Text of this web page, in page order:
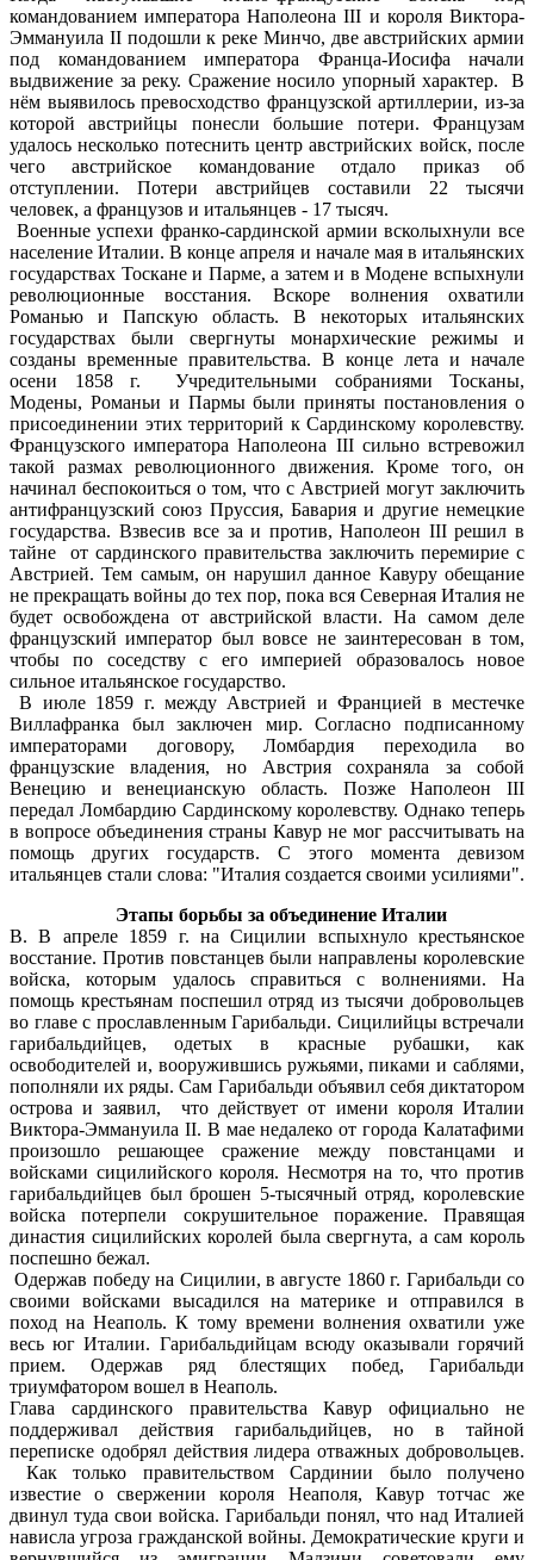
командованием императора Наполеона III и короля Виктора-
Эммануила II подошли к реке Минчо, две австрийских армии
под командованием императора Франца-Иосифа начали
выдвижение за реку. Сражение носило упорный характер. В
нём выявилось превосходство французской артиллерии, из-за
которой австрийцы понесли большие потери. Французам
удалось несколько потеснить центр австрийских войск, после
чего австрийское командование отдало приказ об
отступлении. Потери австрийцев составили 22 тысячи
человек, а французов и итальянцев - 17 тысяч.
Военные успехи франко-сардинской армии всколыхнули все
население Италии. В конце апреля и начале мая в итальянских
государствах Тоскане и Парме, а затем и в Модене вспыхнули
революционные восстания. Вскоре волнения охватили
Романью и Папскую область. В некоторых итальянских
государствах были свергнуты монархические режимы и
созданы временные правительства. В конце лета и начале
осени 1858 г. Учредительными собраниями Тосканы,
Модены, Романьи и Пармы были приняты постановления о
присоединении этих территорий к Сардинскому королевству.
Французского императора Наполеона III сильно встревожил
такой размах революционного движения. Кроме того, он
начинал беспокоиться о том, что с Австрией могут заключить
антифранцузский союз Пруссия, Бавария и другие немецкие
государства. Взвесив все за и против, Наполеон III решил в
тайне от сардинского правительства заключить перемирие с
Австрией. Тем самым, он нарушил данное Кавуру обещание
не прекращать войны до тех пор, пока вся Северная Италия не
будет освобождена от австрийской власти. На самом деле
французский император был вовсе не заинтересован в том,
чтобы по соседству с его империей образовалось новое
сильное итальянское государство.
В июле 1859 г. между Австрией и Францией в местечке
Виллафранка был заключен мир. Согласно подписанному
императорами договору, Ломбардия переходила во
французские владения, но Австрия сохраняла за собой
Венецию и венецианскую область. Позже Наполеон III
передал Ломбардию Сардинскому королевству. Однако теперь
в вопросе объединения страны Кавур не мог рассчитывать на
помощь других государств. С этого момента девизом
итальянцев стали слова: "Италия создается своими усилиями".
Этапы борьбы за объединение Италии
В. В апреле 1859 г. на Сицилии вспыхнуло крестьянское
восстание. Против повстанцев были направлены королевские
войска, которым удалось справиться с волнениями. На
помощь крестьянам поспешил отряд из тысячи добровольцев
во главе с прославленным Гарибальди. Сицилийцы встречали
гарибальдийцев, одетых в красные рубашки, как
освободителей и, вооружившись ружьями, пиками и саблями,
пополняли их ряды. Сам Гарибальди объявил себя диктатором
острова и заявил, что действует от имени короля Италии
Виктора-Эммануила II. В мае недалеко от города Калатафими
произошло решающее сражение между повстанцами и
войсками сицилийского короля. Несмотря на то, что против
гарибальдийцев был брошен 5-тысячный отряд, королевские
войска потерпели сокрушительное поражение. Правящая
династия сицилийских королей была свергнута, а сам король
поспешно бежал.
Одержав победу на Сицилии, в августе 1860 г. Гарибальди со
своими войсками высадился на материке и отправился в
поход на Неаполь. К тому времени волнения охватили уже
весь юг Италии. Гарибальдийцам всюду оказывали горячий
прием. Одержав ряд блестящих побед, Гарибальди
триумфатором вошел в Неаполь.
Глава сардинского правительства Кавур официально не
поддерживал действия гарибальдийцев, но в тайной
переписке одобрял действия лидера отважных добровольцев.
Как только правительством Сардинии было получено
известие о свержении короля Неаполя, Кавур тотчас же
двинул туда свои войска. Гарибальди понял, что над Италией
нависла угроза гражданской войны. Демократические круги и